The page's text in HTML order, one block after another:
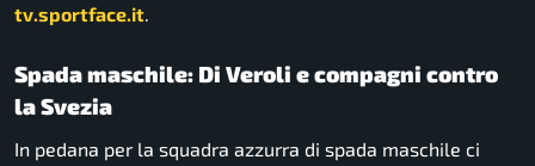
tv.sportface.it.
Spada maschile: Di Veroli e compagni contro
la Svezia
In pedana per la squadra azzurra di spada maschile ci